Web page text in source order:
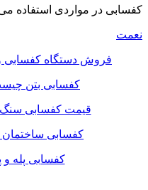
کفسابی در مواردی استفاده
نعمت
فروش دستگاه کفسابی
کفسابی بتن
قیمت کفسابی
کفسابی ساختمان
کفسابی پله